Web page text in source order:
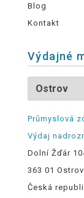
Blog
Kontakt
Výdajné
Průmyslová
Výdaj
Dolní Žďár
363 01 Ostrov
Česká